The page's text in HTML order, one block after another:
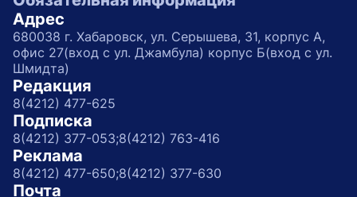
Адрес
680038 г. Хабаровск, ул. Серышева, 31, корпус А,
офис 27(вход с ул. Джамбула) корпус Б(вход с ул.
Шмидта)
Редакция
8(4212) 477-625
Подписка
8(4212) 377-053;8(4212) 763-416
Реклама
8(4212) 477-650;8(4212) 377-630
Почта